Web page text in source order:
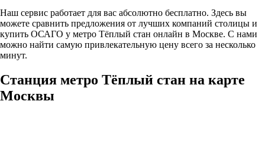
Наш сервис работает для вас абсолютно бесплатно. Здесь вы
можете сравнить предложения от лучших компаний столицы и
купить ОСАГО у метро Тёплый стан онлайн в Москве. С нами
можно найти самую привлекательную цену всего за несколько
минут.
Станция метро Тёплый стан на карте
Москвы